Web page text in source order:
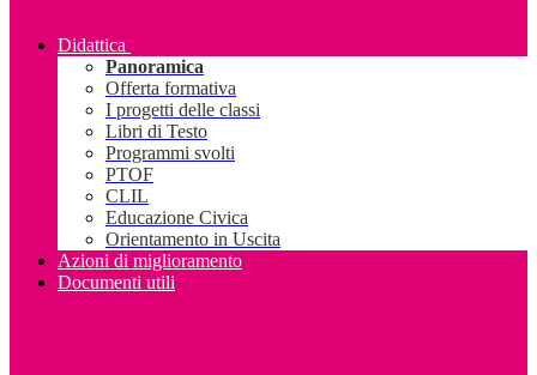
Didattica
Panoramica
Offerta formativa
I progetti delle classi
Libri di Testo
Programmi svolti
PTOF
CLIL
Educazione Civica
Orientamento in Uscita
Azioni di miglioramento
Documenti utili